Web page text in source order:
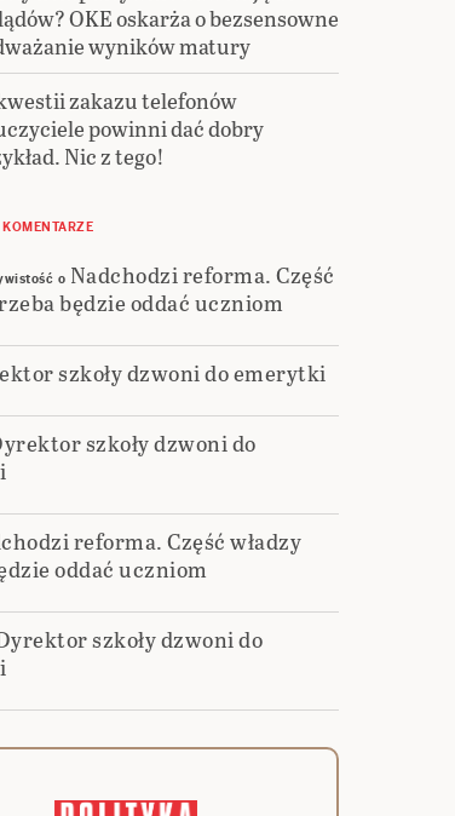
OKE oskarża o bezsensowne
wyników matury
zakazu telefonów
powinni dać dobry
Nic z tego!
o Nadchodzi reforma. Część
będzie oddać uczniom
szkoły dzwoni do emerytki
szkoły dzwoni do
reforma. Część władzy
oddać uczniom
szkoły dzwoni do